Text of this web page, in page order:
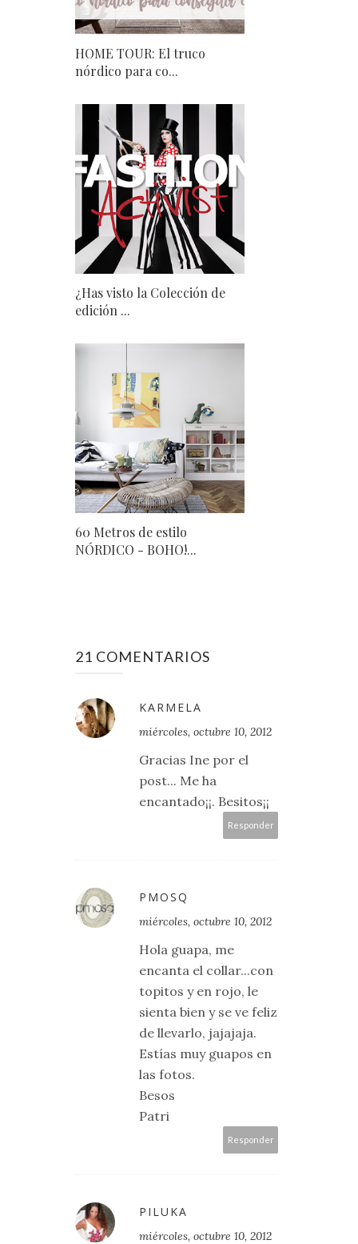
HOME TOUR: El truco
nórdico para co...
¿Has visto la Colección de
edición ...
60 Metros de estilo
NÓRDICO - BOHO!...
21 COMENTARIOS
KARMELA
miércoles, octubre 10, 2012
Gracias Ine por el
post... Me ha
encantado¡¡. Besitos¡¡
Responder
PMOSQ
miércoles, octubre 10, 2012
Hola guapa, me
encanta el collar...con
topitos y en rojo, le
sienta bien y se ve feliz
de llevarlo, jajajaja.
Estías muy guapos en
las fotos.
Besos
Patri
Responder
PILUKA
miércoles, octubre 10, 2012